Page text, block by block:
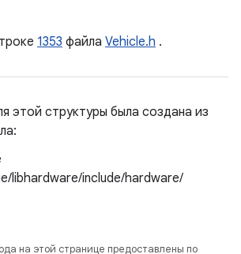
1353 файла Vehicle.h .
этой структуры была создана из
libhardware/include/hardware/
на этой странице предоставлены по